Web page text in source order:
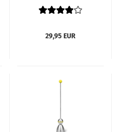
Hase
29,95 EUR